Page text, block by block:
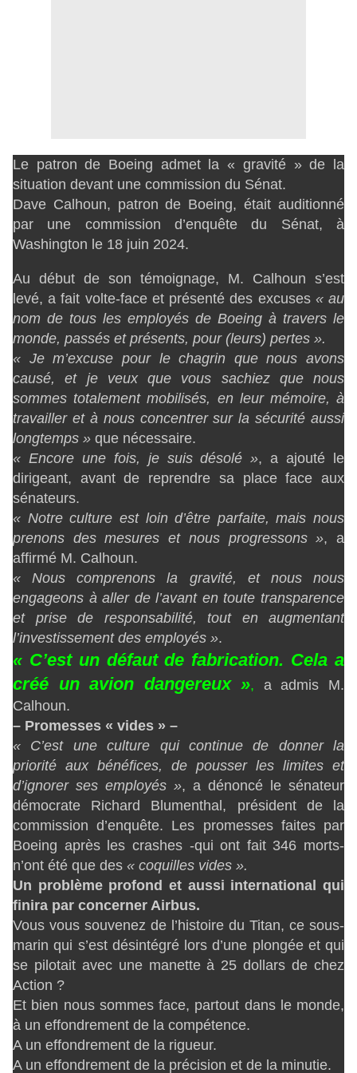
Le patron de Boeing admet la « gravité » de la
situation devant une commission du Sénat.
Dave Calhoun, patron de Boeing, était auditionné
par une commission d’enquête du Sénat, à
Washington le 18 juin 2024.
Au début de son témoignage, M. Calhoun s’est
levé, a fait volte-face et présenté des excuses « au
nom de tous les employés de Boeing à travers le
monde, passés et présents, pour (leurs) pertes ».
« Je m’excuse pour le chagrin que nous avons
causé, et je veux que vous sachiez que nous
sommes totalement mobilisés, en leur mémoire, à
travailler et à nous concentrer sur la sécurité aussi
longtemps » que nécessaire.
« Encore une fois, je suis désolé », a ajouté le
dirigeant, avant de reprendre sa place face aux
sénateurs.
« Notre culture est loin d’être parfaite, mais nous
prenons des mesures et nous progressons », a
affirmé M. Calhoun.
« Nous comprenons la gravité, et nous nous
engageons à aller de l’avant en toute transparence
et prise de responsabilité, tout en augmentant
l’investissement des employés ».
« C’est un défaut de fabrication. Cela a
créé un avion dangereux », a admis M.
Calhoun.
– Promesses « vides » –
« C’est une culture qui continue de donner la
priorité aux bénéfices, de pousser les limites et
d’ignorer ses employés », a dénoncé le sénateur
démocrate Richard Blumenthal, président de la
commission d’enquête. Les promesses faites par
Boeing après les crashes -qui ont fait 346 morts-
n’ont été que des « coquilles vides ».
Un problème profond et aussi international qui
finira par concerner Airbus.
Vous vous souvenez de l’histoire du Titan, ce sous-
marin qui s’est désintégré lors d’une plongée et qui
se pilotait avec une manette à 25 dollars de chez
Action ?
Et bien nous sommes face, partout dans le monde,
à un effondrement de la compétence.
A un effondrement de la rigueur.
A un effondrement de la précision et de la minutie.